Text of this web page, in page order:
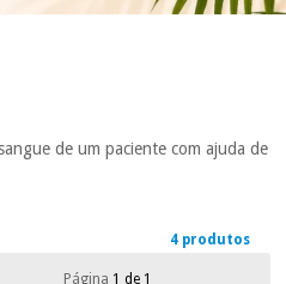
de um paciente com ajuda de
4 produtos
Página 1 de 1